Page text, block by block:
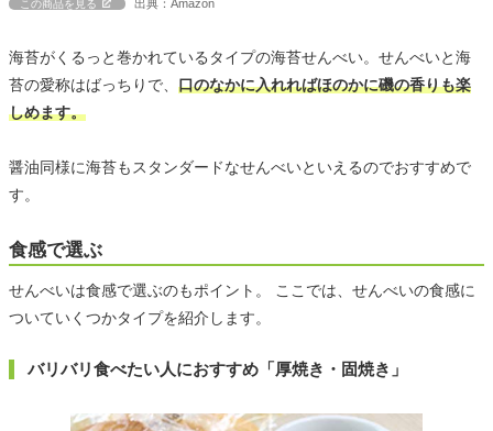
この商品を見る 出典：Amazon
海苔がくるっと巻かれているタイプの海苔せんべい。せんべいと海
苔の愛称はばっちりで、 口のなかに入れればほのかに磯の香りも楽
しめます。
醤油同様に海苔もスタンダードなせんべいといえるのでおすすめで
す。
食感で選ぶ
せんべいは食感で選ぶのもポイント。 ここでは、せんべいの食感に
ついていくつかタイプを紹介します。
バリバリ食べたい人におすすめ「厚焼き・固焼き」